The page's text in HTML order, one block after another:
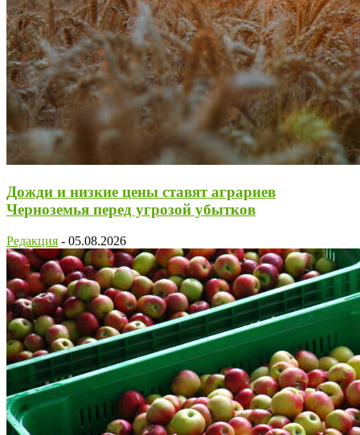
Дожди и низкие цены ставят аграриев
Черноземья перед угрозой убытков
Редакция - 05.08.2026